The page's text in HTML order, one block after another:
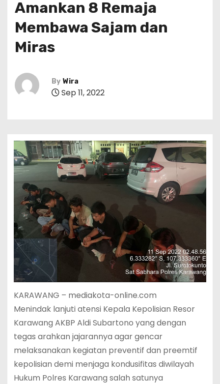
Amankan 8 Remaja
Membawa Sajam dan
Miras
By Wira
Sep 11, 2022
KARAWANG – mediakota-online.com
Menindak lanjuti atensi Kepala Kepolisian Resor
Karawang AKBP Aldi Subartono yang dengan
tegas arahkan jajarannya agar gencar
melaksanakan kegiatan preventif dan preemtif
kepolisian demi menjaga kondusifitas diwilayah
Hukum Polres Karawang salah satunya